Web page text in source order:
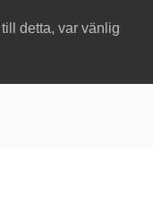
detta, var vänlig